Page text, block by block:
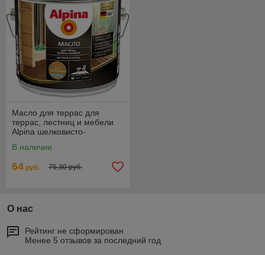
Масло для террас для
террас, лестниц и мебели
Alpina шелковисто-
2 л. (1,8 кг.)
В наличии
64 руб. 75,30 руб.
О нас
Рейтинг не сформирован
Менее 5 отзывов за последний год